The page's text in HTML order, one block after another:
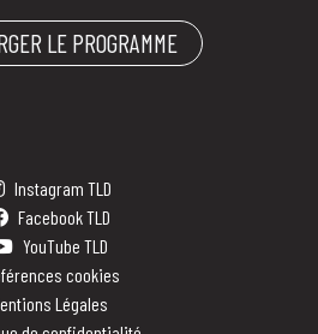
LE PROGRAMME
Instagram TLD
Facebook TLD
YouTube TLD
cookies
Légales